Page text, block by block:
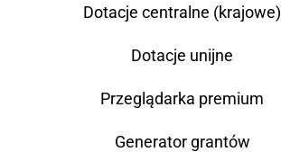
Dotacje centralne (krajowe)
Dotacje unijne
Przeglądarka premium
Generator grantów